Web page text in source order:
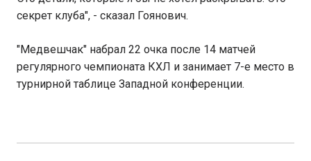
секрет клуба", - сказал Гоянович.
"Медвешчак" набрал 22 очка после 14 матчей
регулярного чемпионата КХЛ и занимает 7-е место в
турнирной таблице Западной конференции.